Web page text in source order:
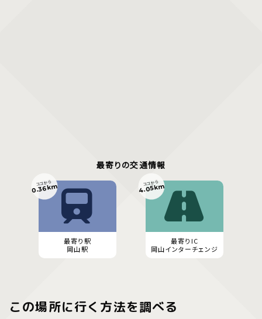
最寄りの交通情報
最寄り駅
岡山駅
ココから
0.36km
最寄りIC
岡山インターチェンジ
ココから
4.05km
この場所に行く方法を調べる